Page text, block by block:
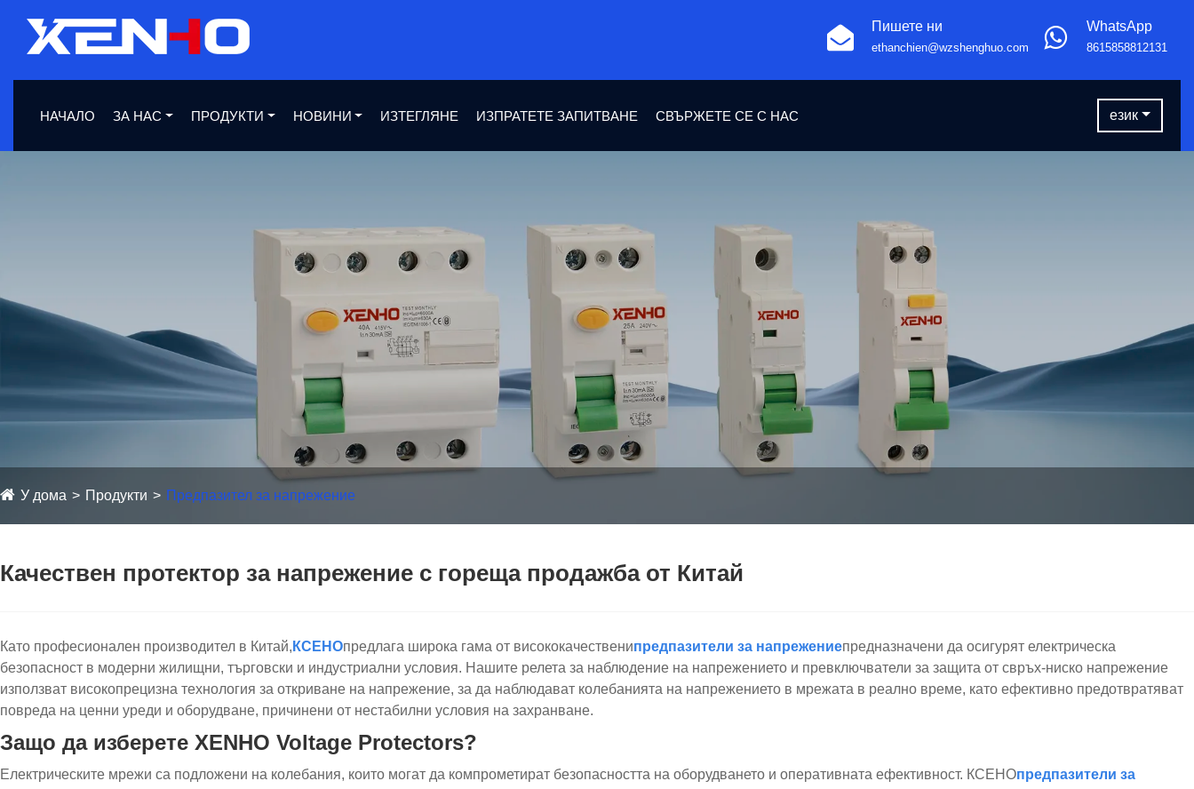
WhatsApp
8615858812131
Пишете ни
ethanchien@wzshenghuo.com
НАЧАЛО ЗА НАС ПРОДУКТИ НОВИНИ ИЗТЕГЛЯНЕ ИЗПРАТЕТЕ ЗАПИТВАНЕ СВЪРЖЕТЕ СЕ С НАС език
У дома Продукти Предпазител за напрежение
Качествен протектор за напрежение с гореща продажба от Китай
Като професионален производител в Китай, КСЕНОпредлага широка гама от висококачественипредпазители за напрежениепредназначени да осигурят електрическа
безопасност в модерни жилищни, търговски и индустриални условия. Нашите релета за наблюдение на напрежението и превключватели за защита от свръх-ниско напрежение
използват високопрецизна технология за откриване на напрежение, за да наблюдават колебанията на напрежението в мрежата в реално време, като ефективно предотвратяват
повреда на ценни уреди и оборудване, причинени от нестабилни условия на захранване.
Защо да изберете XENHO Voltage Protectors?
Електрическите мрежи са подложени на колебания, които могат да компрометират безопасността на оборудването и оперативната ефективност. КСЕНОпредпазители за